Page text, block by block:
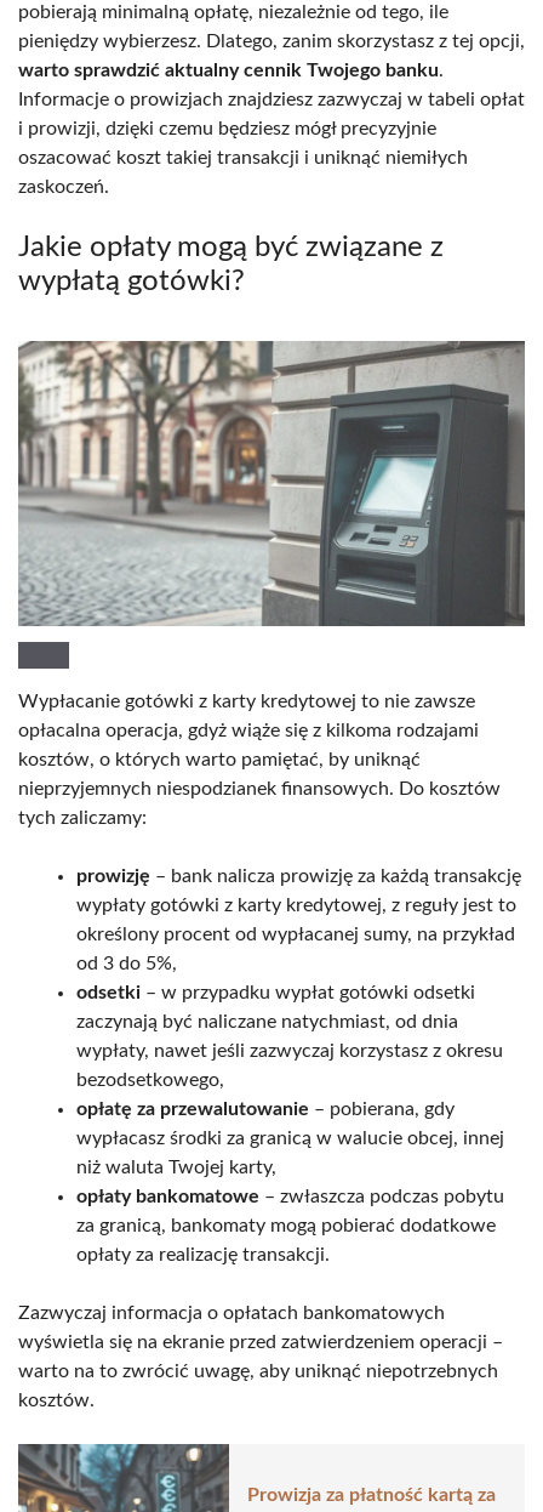
pobierają minimalną opłatę, niezależnie od tego, ile
pieniędzy wybierzesz. Dlatego, zanim skorzystasz z tej opcji,
warto sprawdzić aktualny cennik Twojego banku.
Informacje o prowizjach znajdziesz zazwyczaj w tabeli opłat
i prowizji, dzięki czemu będziesz mógł precyzyjnie
oszacować koszt takiej transakcji i uniknąć niemiłych
zaskoczeń.
Jakie opłaty mogą być związane z
wypłatą gotówki?
Wypłacanie gotówki z karty kredytowej to nie zawsze
opłacalna operacja, gdyż wiąże się z kilkoma rodzajami
kosztów, o których warto pamiętać, by uniknąć
nieprzyjemnych niespodzianek finansowych. Do kosztów
tych zaliczamy:
prowizję – bank nalicza prowizję za każdą transakcję
wypłaty gotówki z karty kredytowej, z reguły jest to
określony procent od wypłacanej sumy, na przykład
od 3 do 5%,
odsetki – w przypadku wypłat gotówki odsetki
zaczynają być naliczane natychmiast, od dnia
wypłaty, nawet jeśli zazwyczaj korzystasz z okresu
bezodsetkowego,
opłatę za przewalutowanie – pobierana, gdy
wypłacasz środki za granicą w walucie obcej, innej
niż waluta Twojej karty,
opłaty bankomatowe – zwłaszcza podczas pobytu
za granicą, bankomaty mogą pobierać dodatkowe
opłaty za realizację transakcji.
Zazwyczaj informacja o opłatach bankomatowych
wyświetla się na ekranie przed zatwierdzeniem operacji –
warto na to zwrócić uwagę, aby uniknąć niepotrzebnych
kosztów.
Prowizja za płatność kartą za